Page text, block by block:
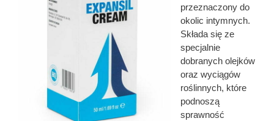
przeznaczony do
okolic intymnych.
Składa się ze
specjalnie
dobranych olejków
oraz wyciągów
roślinnych, które
podnoszą
sprawność